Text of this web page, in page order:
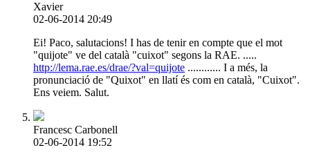
Xavier
02-06-2014 20:49
Ei! Paco, salutacions! I has de tenir en compte que el mot
"quijote" ve del català "cuixot" segons la RAE. .....
http://lema.rae.es/drae/?val=quijote ............ I a més, la
pronunciació de "Quixot" en llatí és com en català, "Cuixot".
Ens veiem. Salut.
Francesc Carbonell
02-06-2014 19:52